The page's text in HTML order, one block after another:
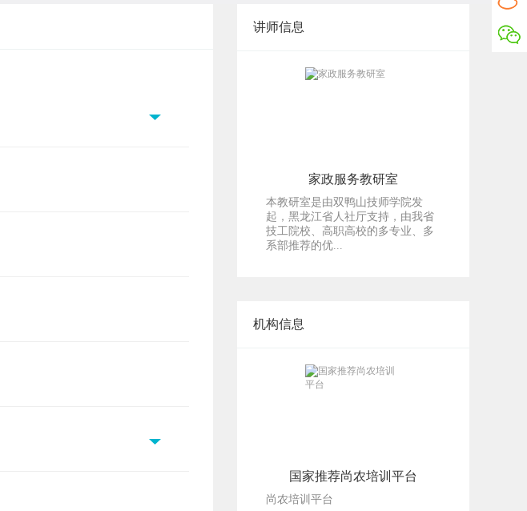
讲师信息
家政服务教研室
本教研室是由双鸭山技师学院发
起，黑龙江省人社厅支持，由我省
技工院校、高职高校的多专业、多
系部推荐的优...
机构信息
国家推荐尚农培训平台
尚农培训平台